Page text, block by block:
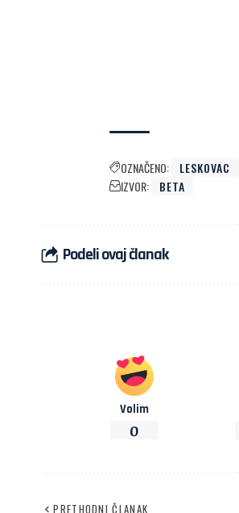
OZNAČENO: LESKOVAC
IZVOR:
BETA
Podeli ovaj članak
Volim
0
PRETHODNI ČLANAK